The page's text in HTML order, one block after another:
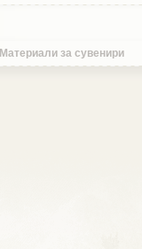
Материали за сувенири